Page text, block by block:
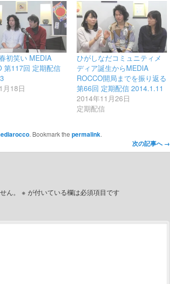
初笑い MEDIA
第117回 定期配信
月18日
ひがしなだコミュニティメ
ディア誕生からMEDIA
ROCCO開局までを振り返る
第66回 定期配信 2014.1.11
2014年11月26日
定期配信
. Bookmark the permalink.
次の記事へ→
ん。 ※ が付いている欄は必須項目です